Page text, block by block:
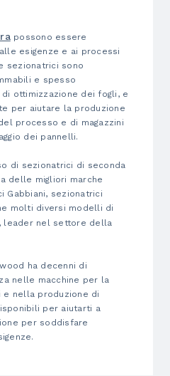
possono essere
esigenze e ai processi
sezionatrici sono
e spesso
ottimizzazione dei fogli, e
per aiutare la produzione
processo e di magazzini
dei pannelli.
di sezionatrici di seconda
delle migliori marche
Gabbiani, sezionatrici
molti diversi modelli di
leader nel settore della
ha decenni di
nelle macchine per la
e nella produzione di
per aiutarti a
per soddisfare